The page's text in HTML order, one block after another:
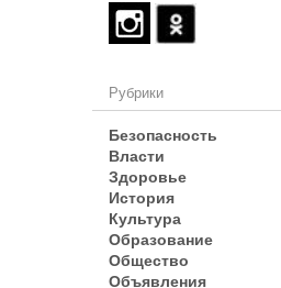
Рубрики
Безопасность
Власти
Здоровье
История
Культура
Образование
Общество
Объявления